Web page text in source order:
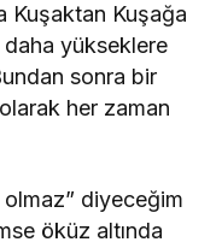
Kuşaktan Kuşağa
daha yükseklere
sonra bir
her zaman
diyeceğim
öküz altında